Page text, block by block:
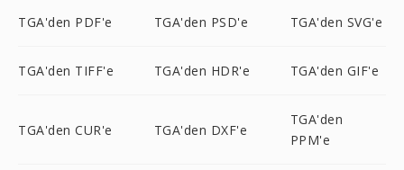
TGA'den PDF'e TGA'den PSD'e TGA'den SVG'e
TGA'den TIFF'e TGA'den HDR'e TGA'den GIF'e
TGA'den CUR'e TGA'den DXF'e
TGA'den
PPM'e